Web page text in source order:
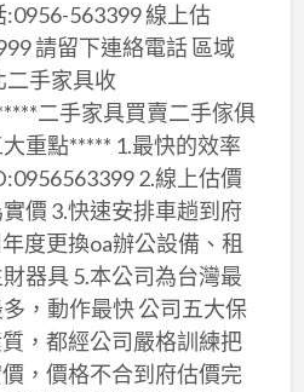
563399 線上估
請留下連絡電話 區域
二手家具收
二手家具買賣二手傢俱
重點***** 1.最快的效率
2.線上估價
價 3.快速安排車趟到府
度更換oa辦公設備、租
器具 5.本公司為台灣最
，動作最快 公司五大保
，都經公司嚴格訓練把
，價格不合到府估價完